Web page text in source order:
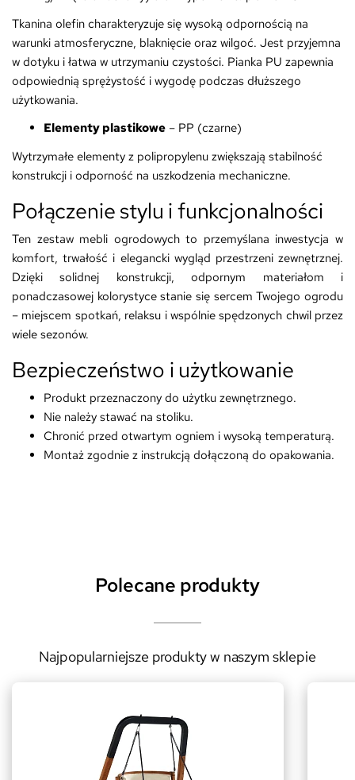
Tkanina olefin charakteryzuje się wysoką odpornością na
warunki atmosferyczne, blaknięcie oraz wilgoć. Jest przyjemna
w dotyku i łatwa w utrzymaniu czystości. Pianka PU zapewnia
odpowiednią sprężystość i wygodę podczas dłuższego
użytkowania.
Elementy plastikowe – PP (czarne)
Wytrzymałe elementy z polipropylenu zwiększają stabilność
konstrukcji i odporność na uszkodzenia mechaniczne.
Połączenie stylu i funkcjonalności
Ten zestaw mebli ogrodowych to przemyślana inwestycja w
komfort, trwałość i elegancki wygląd przestrzeni zewnętrznej.
Dzięki solidnej konstrukcji, odpornym materiałom i
ponadczasowej kolorystyce stanie się sercem Twojego ogrodu
– miejscem spotkań, relaksu i wspólnie spędzonych chwil przez
wiele sezonów.
Bezpieczeństwo i użytkowanie
Produkt przeznaczony do użytku zewnętrznego.
Nie należy stawać na stoliku.
Chronić przed otwartym ogniem i wysoką temperaturą.
Montaż zgodnie z instrukcją dołączoną do opakowania.
Polecane produkty
Najpopularniejsze produkty w naszym sklepie